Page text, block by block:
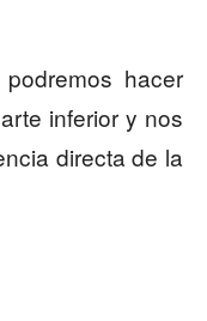
hacer
inferior y nos
directa de la